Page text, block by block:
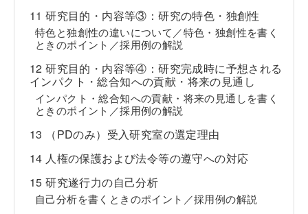
11 研究目的・内容等③：研究の特色・独創性
特色と独創性の違いについて／特色・独創性を書く
ときのポイント／採用例の解説
12 研究目的・内容等④：研究完成時に予想される
インパクト・総合知への貢献・将来の見通し
インパクト・総合知への貢献・将来の見通しを書く
ときのポイント／採用例の解説
13 （PDのみ）受入研究室の選定理由
14 人権の保護および法令等の遵守への対応
15 研究遂行力の自己分析
自己分析を書くときのポイント／採用例の解説